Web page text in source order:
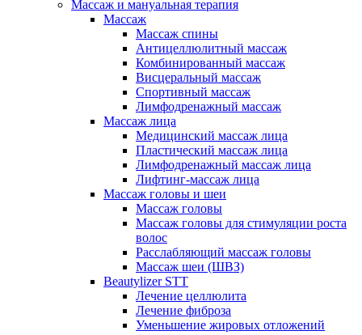
Массаж и мануальная терапия
Массаж
Массаж спины
Антицеллюлитный массаж
Комбинированный массаж
Висцеральный массаж
Спортивный массаж
Лимфодренажный массаж
Массаж лица
Медицинский массаж лица
Пластический массаж лица
Лимфодренажный массаж лица
Лифтинг-массаж лица
Массаж головы и шеи
Массаж головы
Массаж головы для стимуляции роста
волос
Расслабляющий массаж головы
Массаж шеи (ШВЗ)
Beautylizer STT
Лечение целлюлита
Лечение фиброза
Уменьшение жировых отложений